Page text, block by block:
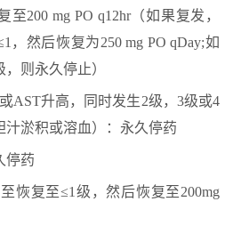
200 mg PO q12hr（如果复发，
，然后恢复为250 mg PO qDay;如
则永久停止）
AST升高，同时发生2级，3级或4
汁淤积或溶血）：永久停药
停药
恢复至≤1级，然后恢复至200mg